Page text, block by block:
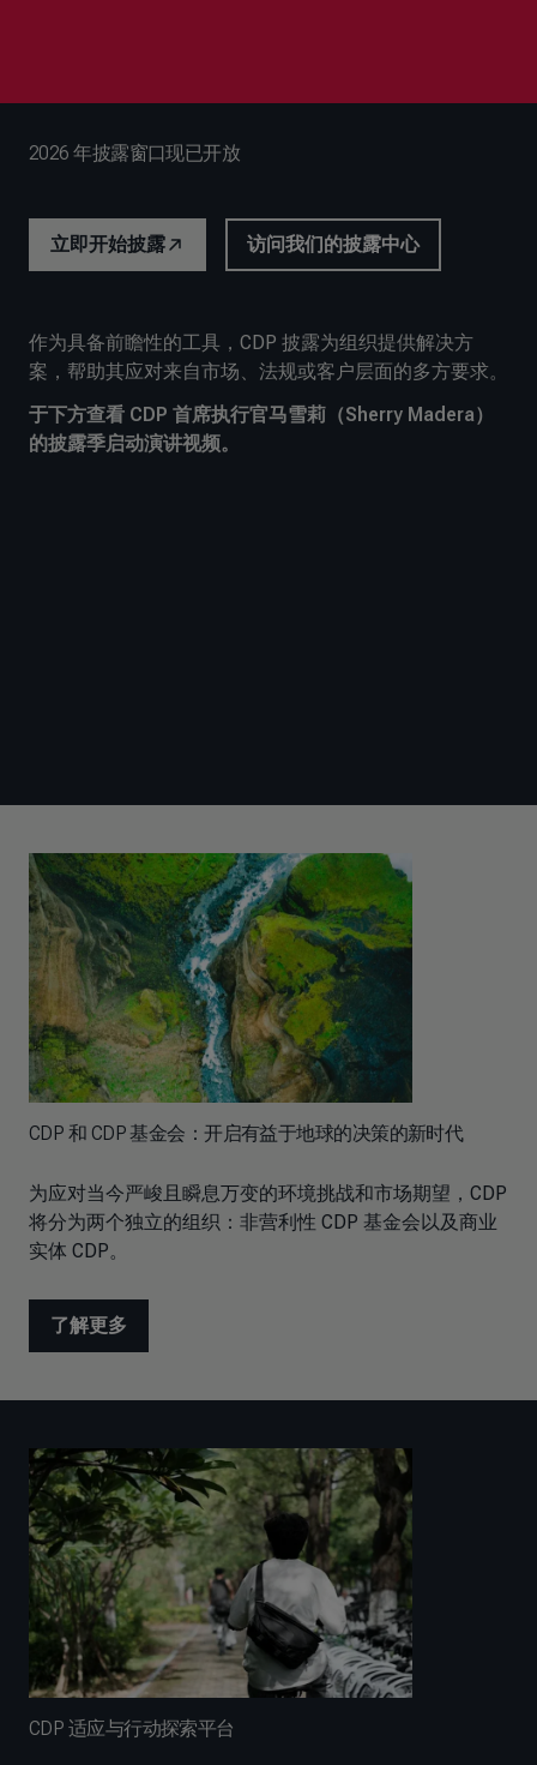
2026 年披露窗口现已开放
立即开始披露 访问我们的披露中心
作为具备前瞻性的工具，CDP 披露为组织提供解决方
案，帮助其应对来自市场、法规或客户层面的多方要求。
于下方查看 CDP 首席执行官马雪莉（Sherry Madera）
的披露季启动演讲视频。
CDP 和 CDP 基金会：开启有益于地球的决策的新时代
为应对当今严峻且瞬息万变的环境挑战和市场期望，CDP
将分为两个独立的组织：非营利性 CDP 基金会以及商业
实体 CDP。
了解更多
CDP 适应与行动探索平台